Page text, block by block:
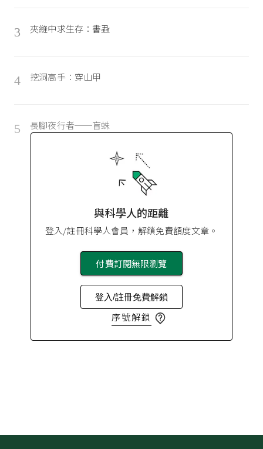
3 夾縫中求生存：書蝨
4 挖洞高手：穿山甲
5 長腳夜行者──盲蛛
與科學人的距離
登入/註冊科學人會員，解鎖免費額度文章。
付費訂閱無限瀏覽
登入/註冊免費解鎖
序號解鎖